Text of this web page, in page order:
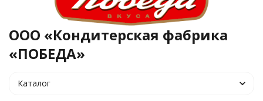
ООО «Кондитерская фабрика
«ПОБЕДА»
Каталог